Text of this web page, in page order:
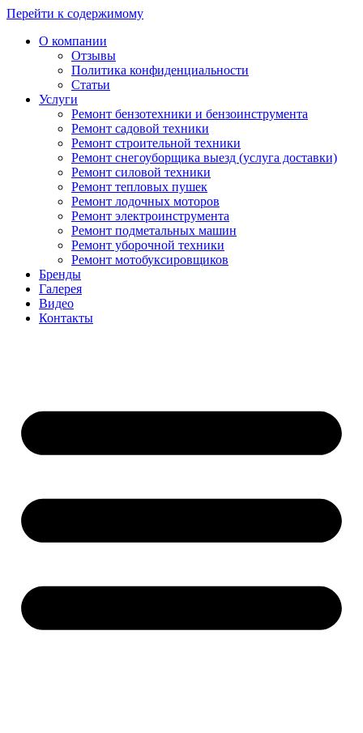
Перейти к содержимому
О компании
Отзывы
Политика конфиденциальности
Статьи
Услуги
Ремонт бензотехники и бензоинструмента
Ремонт садовой техники
Ремонт строительной техники
Ремонт снегоуборщика выезд (услуга доставки)
Ремонт силовой техники
Ремонт тепловых пушек
Ремонт лодочных моторов
Ремонт электроинструмента
Ремонт подметальных машин
Ремонт уборочной техники
Ремонт мотобуксировщиков
Бренды
Галерея
Видео
Контакты